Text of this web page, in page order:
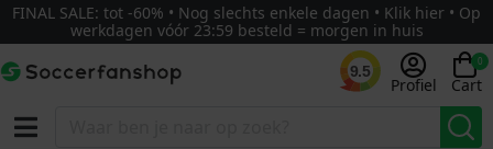
FINAL SALE: tot -60% • Nog slechts enkele dagen • Klik hier • Op
werkdagen vóór 23:59 besteld = morgen in huis
9.5
Profiel
0
Cart